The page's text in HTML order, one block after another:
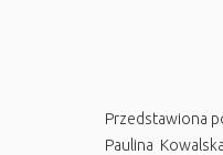
Przedstawiona
Paulina